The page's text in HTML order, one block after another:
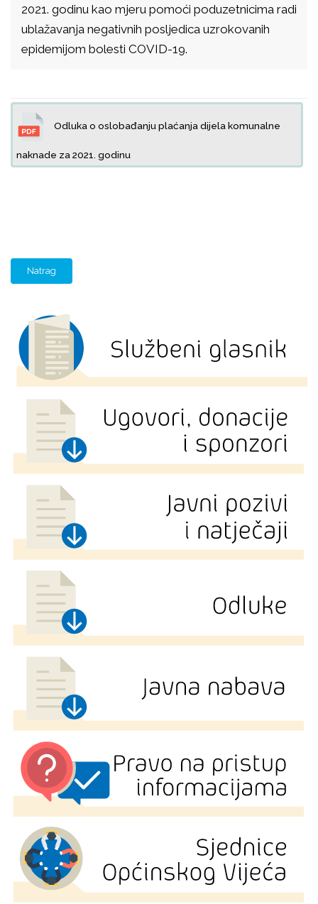
2021. godinu kao mjeru pomoći poduzetnicima radi
ublažavanja negativnih posljedica uzrokovanih
epidemijom bolesti COVID-19.
Odluka o oslobađanju plaćanja dijela komunalne
naknade za 2021. godinu
Natrag